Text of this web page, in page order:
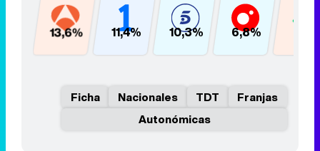
13,6% 11,4% 10,3% 6,8%
Ficha Nacionales TDT
Franjas
Autonómicas